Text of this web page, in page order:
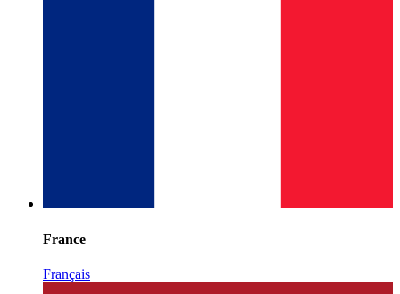
France
Français